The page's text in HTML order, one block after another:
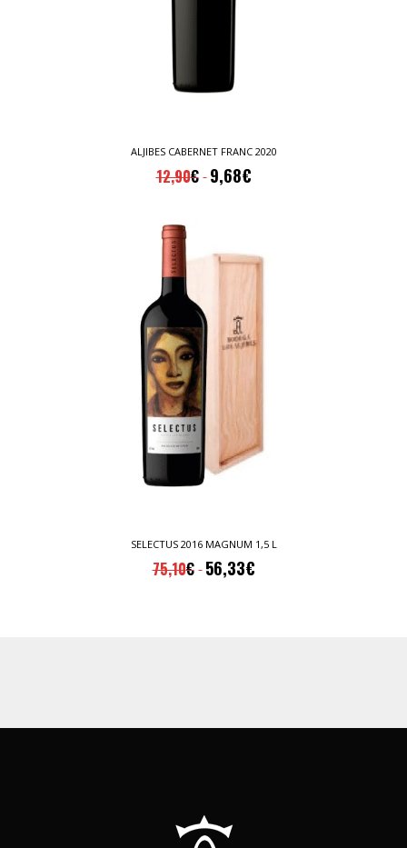
ALJIBES CABERNET FRANC 2020
12,90€ 9,68€
SELECTUS 2016 MAGNUM 1,5 L
75,10€ 56,33€